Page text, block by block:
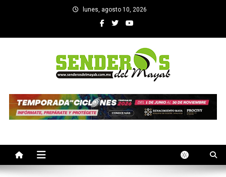
lunes, agosto 10, 2026
SENDEROS DEL MAYAB